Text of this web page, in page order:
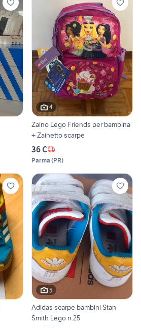
4
Zaino Lego Friends per bambina
+ Zainetto scarpe
36 €
Parma (PR)
5
Adidas scarpe bambini Stan
Smith Lego n.25